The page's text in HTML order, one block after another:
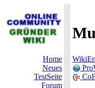
Home
Neues
TestSeite
Forum